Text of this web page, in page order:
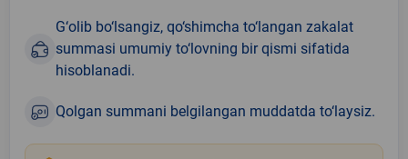
G‘olib bo‘lsangiz, qo‘shimcha to‘langan zakalat
summasi umumiy to‘lovning bir qismi sifatida
hisoblanadi.
Qolgan summani belgilangan muddatda to‘laysiz.